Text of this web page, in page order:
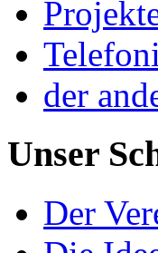
der
Unser
Der